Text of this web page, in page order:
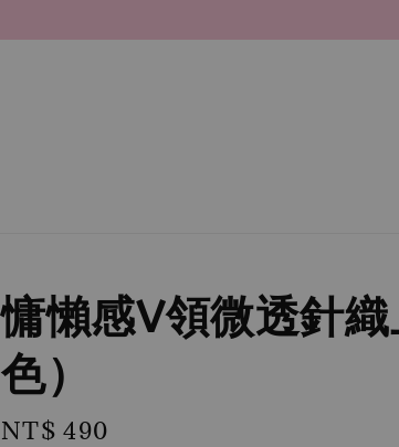
慵懶感V領微透針
色）
Regular
NT$ 490